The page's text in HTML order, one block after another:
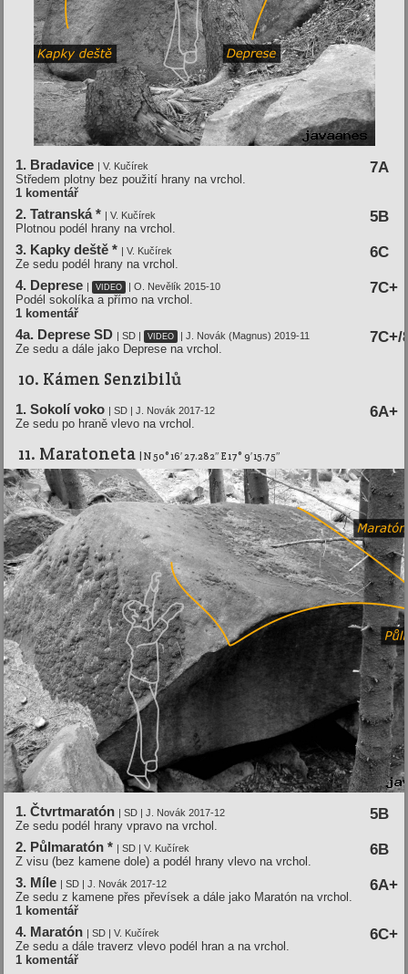
1. Bradavice | V. Kučírek 7A
Středem plotny bez použití hrany na vrchol.
1 komentář
2. Tatranská * | V. Kučírek 5B
Plotnou podél hrany na vrchol.
3. Kapky deště * | V. Kučírek 6C
Ze sedu podél hrany na vrchol.
4. Deprese VIDEO | O. Nevělík 2015-10 7C+
Podél sokolíka a přímo na vrchol.
1 komentář
4a. Deprese SD | SD | VIDEO | J. Novák (Magnus) 2019-11 7C+/
Ze sedu a dále jako Deprese na vrchol.
10. Kámen Senzibilů
1. Sokolí voko | SD | J. Novák 2017-12 6A+
Ze sedu po hraně vlevo na vrchol.
11. Maratoneta | N 50° 16′ 27.282″ E 17° 9′ 15.75″
1. Čtvrtmaratón | SD | J. Novák 2017-12 5B
Ze sedu podél hrany vpravo na vrchol.
2. Půlmaratón * | SD | V. Kučírek 6B
Z visu (bez kamene dole) a podél hrany vlevo na vrchol.
3. Míle | SD | J. Novák 2017-12 6A+
Ze sedu z kamene přes převísek a dále jako Maratón na vrchol.
1 komentář
4. Maratón | SD | V. Kučírek 6C+
Ze sedu a dále traverz vlevo podél hran a na vrchol.
1 komentář